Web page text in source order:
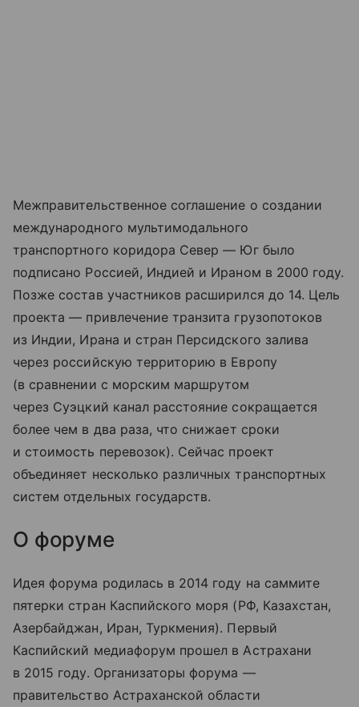
Межправительственное соглашение о создании
международного мультимодального
транспортного коридора Север — Юг было
подписано Россией, Индией и Ираном в 2000 году.
Позже состав участников расширился до 14. Цель
проекта — привлечение транзита грузопотоков
из Индии, Ирана и стран Персидского залива
через российскую территорию в Европу
(в сравнении с морским маршрутом
через Суэцкий канал расстояние сокращается
более чем в два раза, что снижает сроки
и стоимость перевозок). Сейчас проект
объединяет несколько различных транспортных
систем отдельных государств.
О форуме
Идея форума родилась в 2014 году на саммите
пятерки стран Каспийского моря (РФ, Казахстан,
Азербайджан, Иран, Туркмения). Первый
Каспийский медиафорум прошел в Астрахани
в 2015 году. Организаторы форума —
правительство Астраханской области